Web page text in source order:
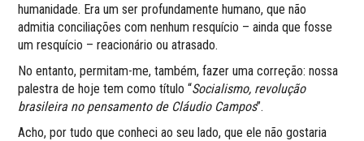
humanidade. Era um ser profundamente humano, que não
admitia conciliações com nenhum resquício – ainda que fosse
um resquício – reacionário ou atrasado.
No entanto, permitam-me, também, fazer uma correção: nossa
palestra de hoje tem como título “Socialismo, revolução
brasileira no pensamento de Cláudio Campos”.
Acho, por tudo que conheci ao seu lado, que ele não gostaria